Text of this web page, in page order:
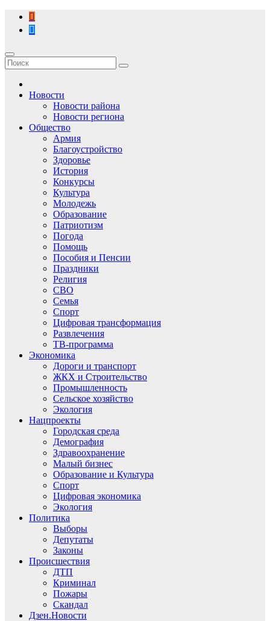
Перейти
содержимому
Новости
Новости района
Новости региона
Общество
Армия
Благоустройство
Здоровье
История
Конкурсы
Культура
Молодежь
Образование
Патриотизм
Погода
Помощь
Пособия и Пенсии
Праздники
Религия
СВО
Семья
Спорт
Цифровая трансформация
Развлечения
ТВ-программа
Экономика
Дороги и транспорт
ЖКХ и Строительство
Промышленность
Сельское хозяйство
Экология
Нацпроекты
Городская среда
Демография
Здравоохранение
Малый бизнес
Образование и Культура
Спорт
Цифровая экономика
Экология
Политика
Выборы
Депутаты
Законы
Происшествия
ДТП
Криминал
Пожары
Скандал
Дзен.Новости